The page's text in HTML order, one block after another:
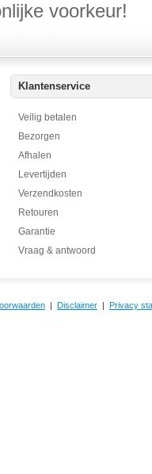
voorkeur!
Klantenservice
Veilig betalen
Bezorgen
Afhalen
Levertijden
Verzendkosten
Retouren
Garantie
Vraag & antwoord
| Disclaimer | Privacy